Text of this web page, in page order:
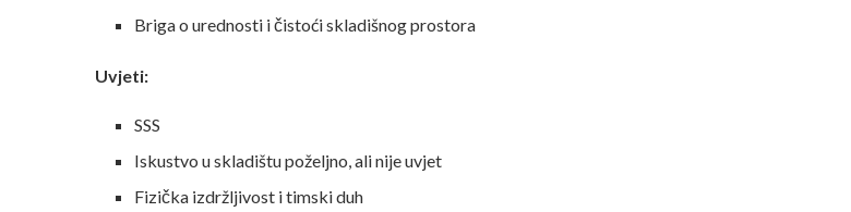
Briga o urednosti i čistoći skladišnog prostora
Uvjeti:
SSS
Iskustvo u skladištu poželjno, ali nije uvjet
Fizička izdržljivost i timski duh